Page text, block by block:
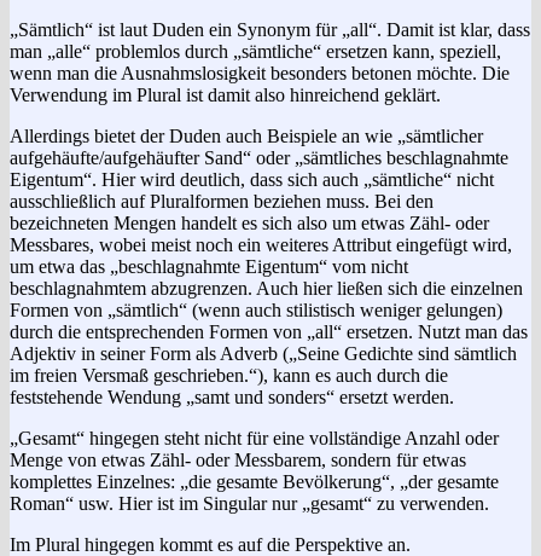
„Sämtlich“ ist laut Duden ein Synonym für „all“. Damit ist klar, dass
man „alle“ problemlos durch „sämtliche“ ersetzen kann, speziell,
wenn man die Ausnahmslosigkeit besonders betonen möchte. Die
Verwendung im Plural ist damit also hinreichend geklärt.
Allerdings bietet der Duden auch Beispiele an wie „sämtlicher
aufgehäufte/aufgehäufter Sand“ oder „sämtliches beschlagnahmte
Eigentum“. Hier wird deutlich, dass sich auch „sämtliche“ nicht
ausschließlich auf Pluralformen beziehen muss. Bei den
bezeichneten Mengen handelt es sich also um etwas Zähl- oder
Messbares, wobei meist noch ein weiteres Attribut eingefügt wird,
um etwa das „beschlagnahmte Eigentum“ vom nicht
beschlagnahmtem abzugrenzen. Auch hier ließen sich die einzelnen
Formen von „sämtlich“ (wenn auch stilistisch weniger gelungen)
durch die entsprechenden Formen von „all“ ersetzen. Nutzt man das
Adjektiv in seiner Form als Adverb („Seine Gedichte sind sämtlich
im freien Versmaß geschrieben.“), kann es auch durch die
feststehende Wendung „samt und sonders“ ersetzt werden.
„Gesamt“ hingegen steht nicht für eine vollständige Anzahl oder
Menge von etwas Zähl- oder Messbarem, sondern für etwas
komplettes Einzelnes: „die gesamte Bevölkerung“, „der gesamte
Roman“ usw. Hier ist im Singular nur „gesamt“ zu verwenden.
Im Plural hingegen kommt es auf die Perspektive an.